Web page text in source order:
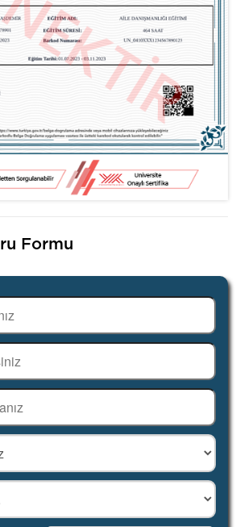
Formu